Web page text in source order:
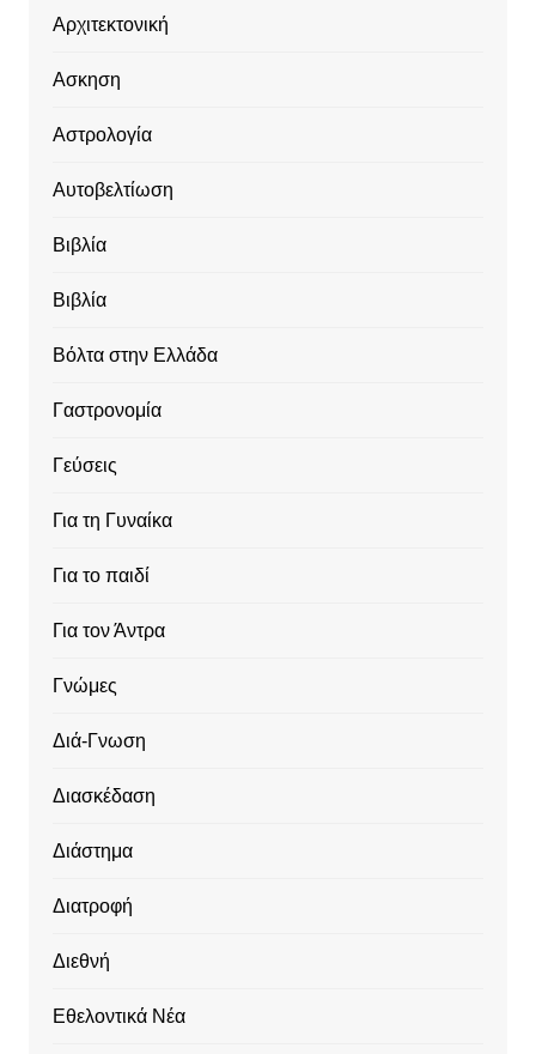
Αρχιτεκτονική
Ασκηση
Αστρολογία
Αυτοβελτίωση
Βιβλία
Βιβλία
Βόλτα στην Ελλάδα
Γαστρονομία
Γεύσεις
Για τη Γυναίκα
Για το παιδί
Για τον Άντρα
Γνώμες
Διά-Γνωση
Διασκέδαση
Διάστημα
Διατροφή
Διεθνή
Εθελοντικά Νέα